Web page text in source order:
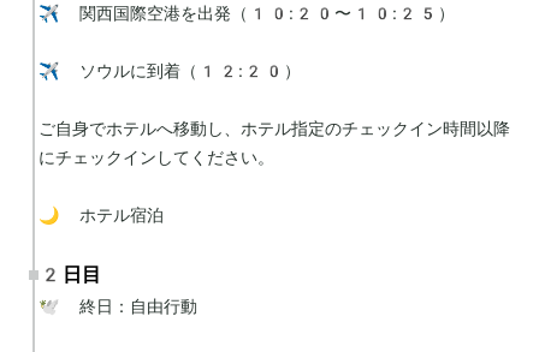
✈️ 関西国際空港を出発（10:20〜10:25）
✈️ ソウルに到着（12:20）
ご自身でホテルへ移動し、ホテル指定のチェックイン時間以降
にチェックインしてください。
🌙 ホテル宿泊
2日目
🕊 終日：自由行動